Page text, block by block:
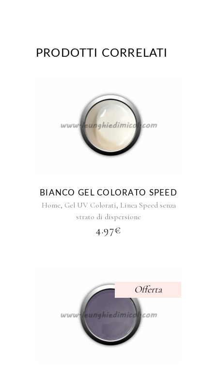
PRODOTTI CORRELATI
Questo
prodotto
ha
più
opzioni
essere
scelte
nella
BIANCO GEL COLORATO SPEED
Home, Gel UV Colorati, Linea Speed senza
strato di dispersione
4.97€
Offerta
Questo
prodotto
ha
più